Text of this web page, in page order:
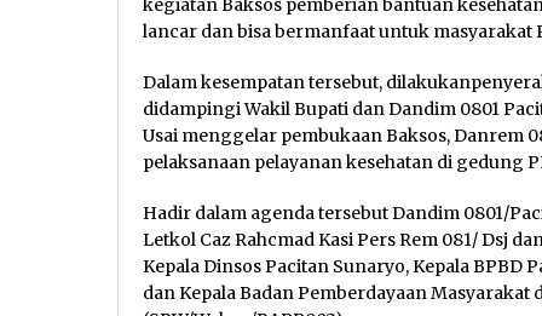
lancar dan bisa bermanfaat untuk masyarakat
Dalam kesempatan tersebut,
didampingi Wakil Bupati dan Dandim 0801
Usai menggelar pembukaan Baksos, Danrem
pelaksanaan pelayanan kesehatan di gedung
Hadir dalam agenda tersebut Dandim 0801/
Letkol Caz Rahcmad Kasi Pers Rem 081/ Dsj
Kepala Dinsos Pacitan Sunaryo, Kepala BPBD
dan Kepala Badan Pemberdayaan Masyarakat